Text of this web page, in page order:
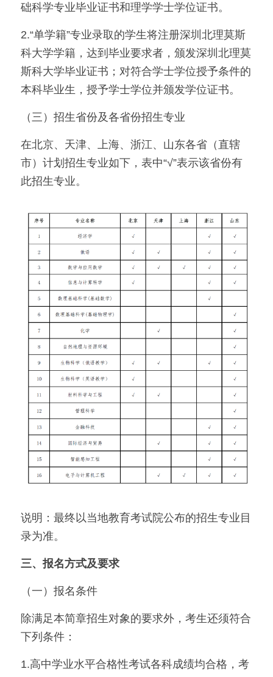
础科学专业毕业证书和理学学士学位证书。
2.“单学籍”专业录取的学生将注册深圳北理莫斯
科大学学籍，达到毕业要求者，颁发深圳北理莫
斯科大学毕业证书；对符合学士学位授予条件的
本科毕业生，授予学士学位并颁发学位证书。
（三）招生省份及各省份招生专业
在北京、天津、上海、浙江、山东各省（直辖
市）计划招生专业如下，表中“√”表示该省份有
此招生专业。
说明：最终以当地教育考试院公布的招生专业目
录为准。
三、报名方式及要求
（一）报名条件
除满足本简章招生对象的要求外，考生还须符合
下列条件：
1.高中学业水平合格性考试各科成绩均合格，考